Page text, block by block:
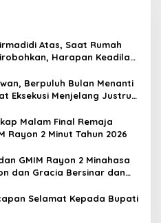
Atas, Saat Rumah
Harapan Keadilan
Berpuluh Bulan Menanti
Eksekusi Menjelang Justru
Malam Final Remaja
Rayon 2 Minut Tahun 2026
GMIM Rayon 2 Minahasa
dan Gracia Bersinar dan
Selamat Kepada Bupati